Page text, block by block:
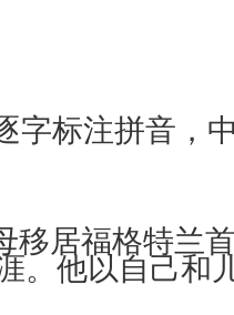
标注拼音，
移居福格特兰
。他以自己和